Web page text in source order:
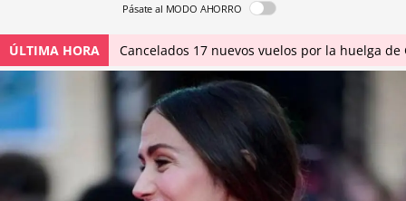
Pásate al MODO AHORRO
ÚLTIMA HORA Cancelados 17 nuevos vuelos por la huelga